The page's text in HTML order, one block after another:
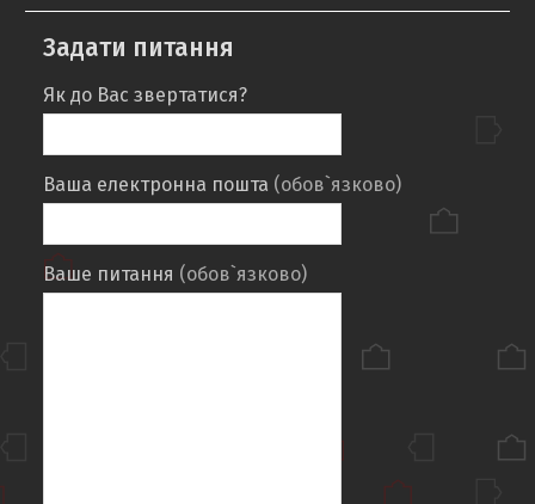
Задати питання
Як до Вас звертатися?
Ваша електронна пошта (обов`язково)
Ваше питання (обов`язково)